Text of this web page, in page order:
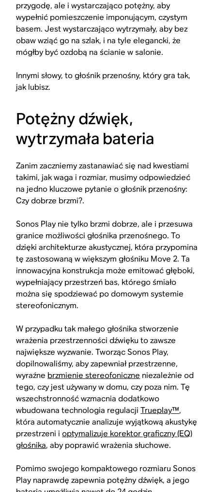
przygodę, ale i wystarczająco potężny, aby
wypełnić pomieszczenie imponującym, czystym
basem. Jest wystarczająco wytrzymały, aby bez
obaw wziąć go na szlak, i na tyle elegancki, że
mógłby być ozdobą na ścianie w salonie.
Innymi słowy, to głośnik przenośny, który gra tak,
jak lubisz.
Potężny dźwięk,
wytrzymała bateria
Zanim zaczniemy zastanawiać się nad kwestiami
takimi, jak waga i rozmiar, musimy odpowiedzieć
na jedno kluczowe pytanie o głośnik przenośny:
Czy dobrze brzmi?.
Sonos Play nie tylko brzmi dobrze, ale i przesuwa
granice możliwości głośnika przenośnego. To
dzięki architekturze akustycznej, która przypomina
tę zastosowaną w większym głośniku Move 2. Ta
innowacyjna konstrukcja może emitować głęboki,
wypełniający przestrzeń bas, którego śmiało
można się spodziewać po domowym systemie
stereofonicznym.
W przypadku tak małego głośnika stworzenie
wrażenia przestrzenności dźwięku to zawsze
największe wyzwanie. Tworząc Sonos Play,
dopilnowaliśmy, aby zapewniał przestrzenne,
wyraźne brzmienie stereofoniczne niezależnie od
tego, czy jest używany w domu, czy poza nim. Tę
wszechstronność wzmacnia dodatkowo
wbudowana technologia regulacjiTrueplay™,
która automatycznie analizuje wyjątkową akustykę
przestrzeni ioptymalizuje korektor graficzny (EQ)
głośnika, aby poprawić wrażenia słuchowe.
Pomimo swojego kompaktowego rozmiaru Sonos
Play naprawdę zapewnia potężny dźwięk, a jego